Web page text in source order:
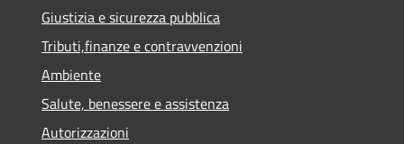
Giustizia e sicurezza pubblica
Tributi,finanze e contravvenzioni
Ambiente
Salute, benessere e assistenza
Autorizzazioni